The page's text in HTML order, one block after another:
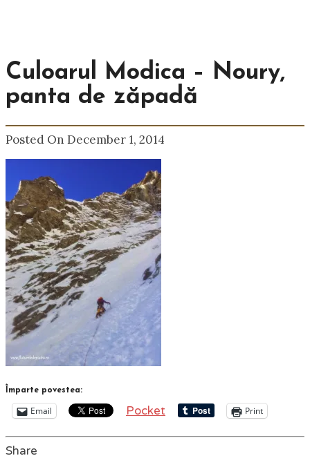
Culoarul Modica – Noury,
panta de zăpadă
Posted On December 1, 2014
Împarte povestea:
Email Pocket Print
Share